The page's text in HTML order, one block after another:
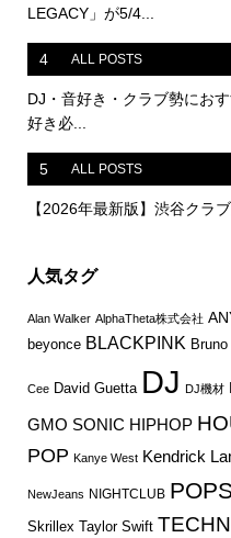
LEGACY」が5/4...
4 ALL POSTS
DJ・音好き・クラブ勢にお
好き必...
5 ALL POSTS
【2026年最新版】渋谷クラ
人気タグ
Alan Walker AlphaTheta株式会社
beyonce BLACKPINK
Cee David Guetta DJ DJ機材
GMO SONIC HIPHOP
POP Kanye West Kendrick
NewJeans NIGHTCLUB POPS
Skrillex Taylor Swift